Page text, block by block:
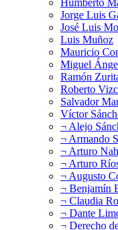
Jorge Luis
José Luis
Luis Muñoz
Mauricio
Miguel
Ramón
Roberto
Salvador
Víctor
¬ Alejo
¬ Armando
¬ Arturo
¬ Arturo
¬ Augusto
¬ Benjamín
¬ Claudia
¬ Dante
¬ Derecho